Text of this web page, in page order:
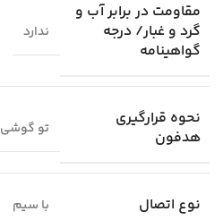
مقاومت در برابر آب و
گرد و غبار/ درجه
گواهینامه
ندارد
نحوه قرارگیری
هدفون
تو گوشی
نوع اتصال با سیم